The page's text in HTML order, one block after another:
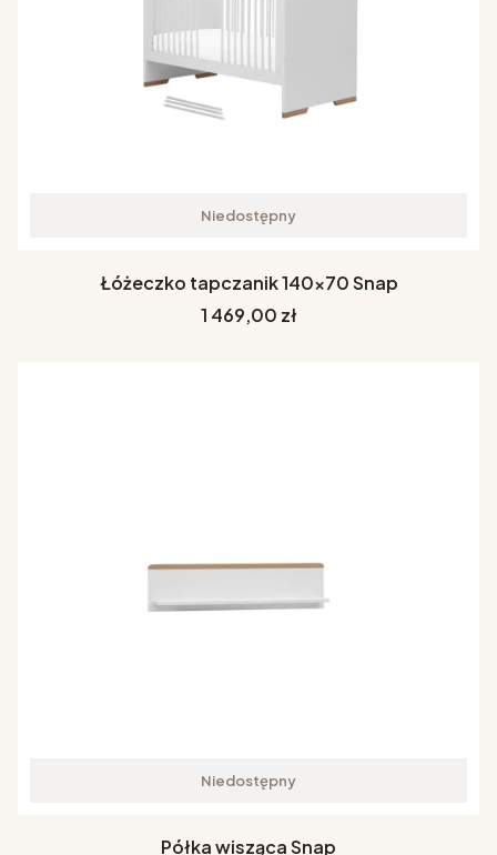
Niedostępny
Łóżeczko tapczanik 140x70 Snap
Cena
1 469,00 zł
Niedostępny
Półka wisząca Snap